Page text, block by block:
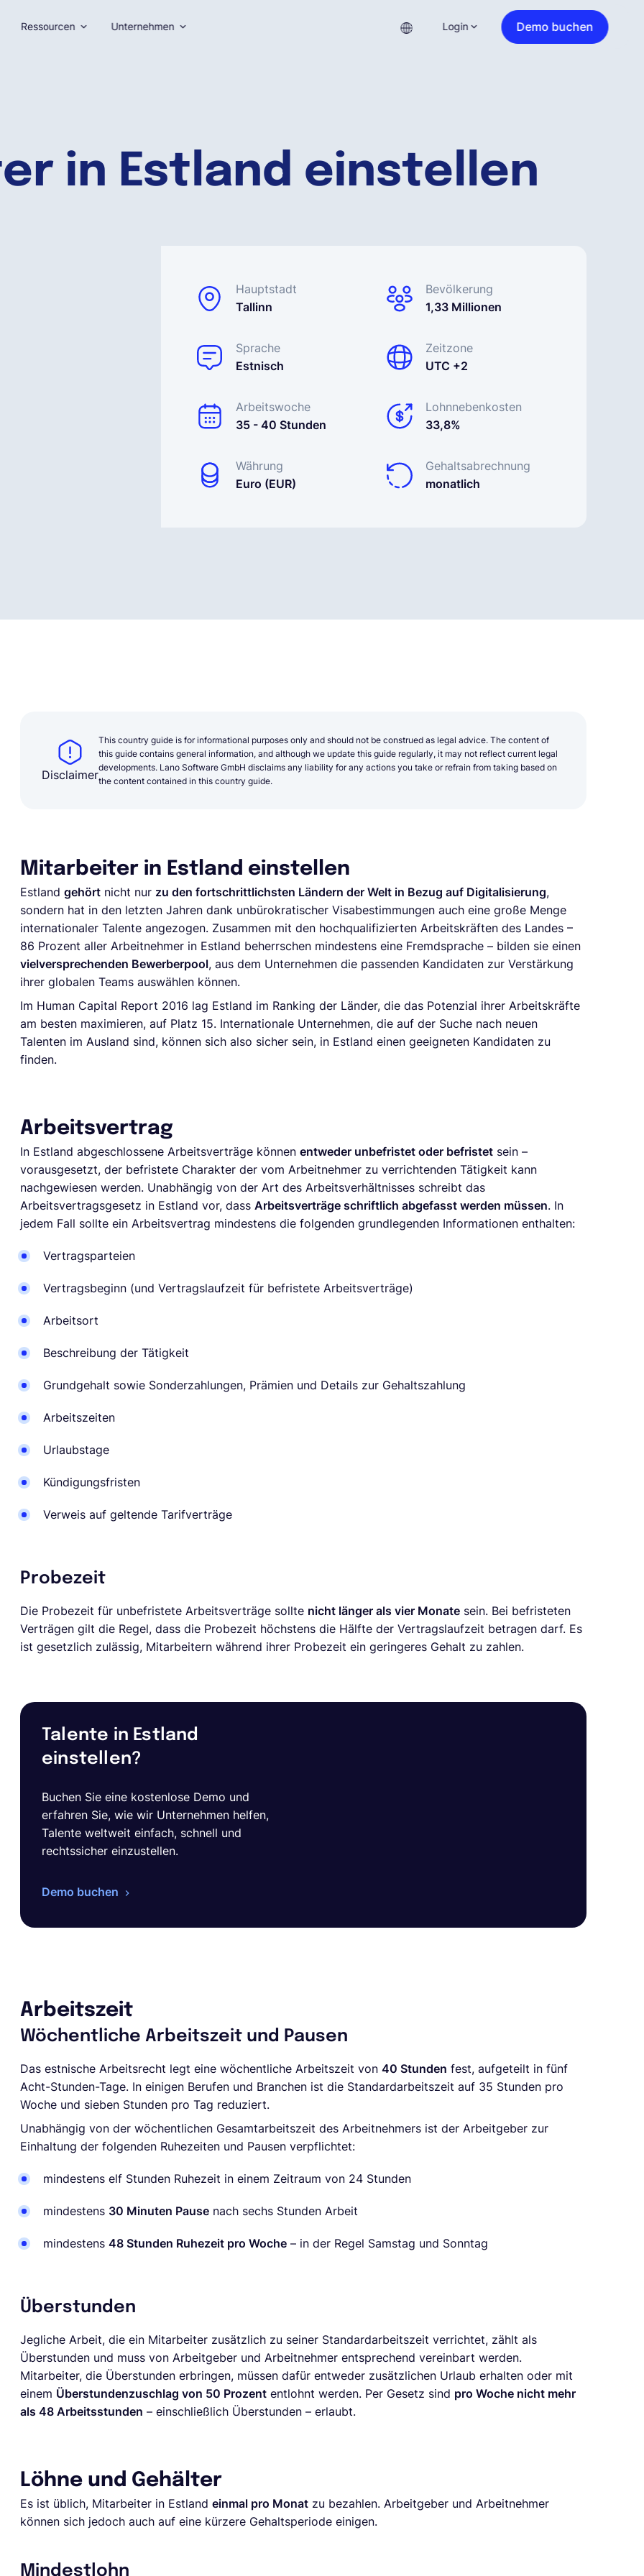
in Estland einstellen
Hauptstadt
Tallinn
Bevölkerung
1,33 Millionen
Sprache
Estnisch
Zeitzone
UTC +2
Arbeitswoche
35 - 40 Stunden
Lohnnebenkosten
33,8%
Währung
Euro (EUR)
Gehaltsabrechnung
monatlich
Ressourcen Unternehmen Login Demo buchen
Disclaimer
This country guide is for informational purposes only and should not be construed as legal advice. The content of
this guide contains general information, and although we update this guide regularly, it may not reflect current legal
developments. Lano Software GmbH disclaims any liability for any actions you take or refrain from taking based on
the content contained in this country guide.
Mitarbeiter in Estland einstellen
Estland gehört nicht nur zu den fortschrittlichsten Ländern der Welt in Bezug auf Digitalisierung,
sondern hat in den letzten Jahren dank unbürokratischer Visabestimmungen auch eine große Menge
internationaler Talente angezogen. Zusammen mit den hochqualifizierten Arbeitskräften des Landes –
86 Prozent aller Arbeitnehmer in Estland beherrschen mindestens eine Fremdsprache – bilden sie einen
vielversprechenden Bewerberpool, aus dem Unternehmen die passenden Kandidaten zur Verstärkung
ihrer globalen Teams auswählen können.
Im Human Capital Report 2016 lag Estland im Ranking der Länder, die das Potenzial ihrer Arbeitskräfte
am besten maximieren, auf Platz 15. Internationale Unternehmen, die auf der Suche nach neuen
Talenten im Ausland sind, können sich also sicher sein, in Estland einen geeigneten Kandidaten zu
finden.
Arbeitsvertrag
In Estland abgeschlossene Arbeitsverträge können entweder unbefristet oder befristet sein –
vorausgesetzt, der befristete Charakter der vom Arbeitnehmer zu verrichtenden Tätigkeit kann
nachgewiesen werden. Unabhängig von der Art des Arbeitsverhältnisses schreibt das
Arbeitsvertragsgesetz in Estland vor, dass Arbeitsverträge schriftlich abgefasst werden müssen. In
jedem Fall sollte ein Arbeitsvertrag mindestens die folgenden grundlegenden Informationen enthalten:
Vertragsparteien
Vertragsbeginn (und Vertragslaufzeit für befristete Arbeitsverträge)
Arbeitsort
Beschreibung der Tätigkeit
Grundgehalt sowie Sonderzahlungen, Prämien und Details zur Gehaltszahlung
Arbeitszeiten
Urlaubstage
Kündigungsfristen
Verweis auf geltende Tarifverträge
Probezeit
Die Probezeit für unbefristete Arbeitsverträge sollte nicht länger als vier Monate sein. Bei befristeten
Verträgen gilt die Regel, dass die Probezeit höchstens die Hälfte der Vertragslaufzeit betragen darf. Es
ist gesetzlich zulässig, Mitarbeitern während ihrer Probezeit ein geringeres Gehalt zu zahlen.
Talente in Estland
einstellen?
Buchen Sie eine kostenlose Demo und
erfahren Sie, wie wir Unternehmen helfen,
Talente weltweit einfach, schnell und
rechtssicher einzustellen.
Demo buchen
Arbeitszeit
Wöchentliche Arbeitszeit und Pausen
Das estnische Arbeitsrecht legt eine wöchentliche Arbeitszeit von 40 Stunden fest, aufgeteilt in fünf
Acht-Stunden-Tage. In einigen Berufen und Branchen ist die Standardarbeitszeit auf 35 Stunden pro
Woche und sieben Stunden pro Tag reduziert.
Unabhängig von der wöchentlichen Gesamtarbeitszeit des Arbeitnehmers ist der Arbeitgeber zur
Einhaltung der folgenden Ruhezeiten und Pausen verpflichtet:
mindestens elf Stunden Ruhezeit in einem Zeitraum von 24 Stunden
mindestens 30 Minuten Pause nach sechs Stunden Arbeit
mindestens 48 Stunden Ruhezeit pro Woche – in der Regel Samstag und Sonntag
Überstunden
Jegliche Arbeit, die ein Mitarbeiter zusätzlich zu seiner Standardarbeitszeit verrichtet, zählt als
Überstunden und muss von Arbeitgeber und Arbeitnehmer entsprechend vereinbart werden.
Mitarbeiter, die Überstunden erbringen, müssen dafür entweder zusätzlichen Urlaub erhalten oder mit
einem Überstundenzuschlag von 50 Prozent entlohnt werden. Per Gesetz sind pro Woche nicht mehr
als 48 Arbeitsstunden – einschließlich Überstunden – erlaubt.
Löhne und Gehälter
Es ist üblich, Mitarbeiter in Estland einmal pro Monat zu bezahlen. Arbeitgeber und Arbeitnehmer
können sich jedoch auch auf eine kürzere Gehaltsperiode einigen.
Mindestlohn